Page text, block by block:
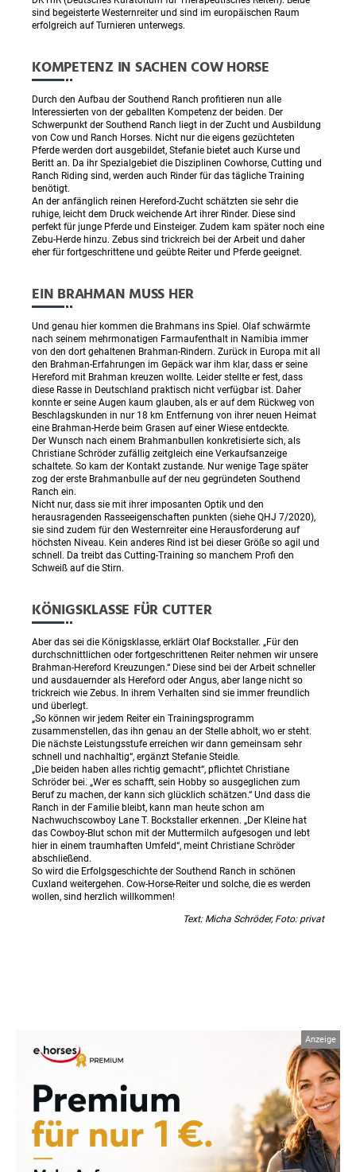
sind begeisterte Westernreiter und sind im europäischen Raum
erfolgreich auf Turnieren unterwegs.
KOMPETENZ IN SACHEN COW HORSE
Durch den Aufbau der Southend Ranch profitieren nun alle
Interessierten von der geballten Kompetenz der beiden. Der
Schwerpunkt der Southend Ranch liegt in der Zucht und Ausbildung
von Cow und Ranch Horses. Nicht nur die eigens gezüchteten
Pferde werden dort ausgebildet, Stefanie bietet auch Kurse und
Beritt an. Da ihr Spezialgebiet die Disziplinen Cowhorse, Cutting und
Ranch Riding sind, werden auch Rinder für das tägliche Training
benötigt.
An der anfänglich reinen Hereford-Zucht schätzten sie sehr die
ruhige, leicht dem Druck weichende Art ihrer Rinder. Diese sind
perfekt für junge Pferde und Einsteiger. Zudem kam später noch eine
Zebu-Herde hinzu. Zebus sind trickreich bei der Arbeit und daher
eher für fortgeschrittene und geübte Reiter und Pferde geeignet.
EIN BRAHMAN MUSS HER
Und genau hier kommen die Brahmans ins Spiel. Olaf schwärmte
nach seinem mehrmonatigen Farmaufenthalt in Namibia immer
von den dort gehaltenen Brahman-Rindern. Zurück in Europa mit all
den Brahman-Erfahrungen im Gepäck war ihm klar, dass er seine
Hereford mit Brahman kreuzen wollte. Leider stellte er fest, dass
diese Rasse in Deutschland praktisch nicht verfügbar ist. Daher
konnte er seine Augen kaum glauben, als er auf dem Rückweg von
Beschlagskunden in nur 18 km Entfernung von ihrer neuen Heimat
eine Brahman-Herde beim Grasen auf einer Wiese entdeckte.
Der Wunsch nach einem Brahmanbullen konkretisierte sich, als
Christiane Schröder zufällig zeitgleich eine Verkaufsanzeige
schaltete. So kam der Kontakt zustande. Nur wenige Tage später
zog der erste Brahmanbulle auf der neu gegründeten Southend
Ranch ein.
Nicht nur, dass sie mit ihrer imposanten Optik und den
herausragenden Rasseeigenschaften punkten (siehe QHJ 7/2020),
sie sind zudem für den Westernreiter eine Herausforderung auf
höchsten Niveau. Kein anderes Rind ist bei dieser Größe so agil und
schnell. Da treibt das Cutting-Training so manchem Profi den
Schweiß auf die Stirn.
KÖNIGSKLASSE FÜR CUTTER
Aber das sei die Königsklasse, erklärt Olaf Bockstaller. „Für den
durchschnittlichen oder fortgeschrittenen Reiter nehmen wir unsere
Brahman-Hereford Kreuzungen.“ Diese sind bei der Arbeit schneller
und ausdauernder als Hereford oder Angus, aber lange nicht so
trickreich wie Zebus. In ihrem Verhalten sind sie immer freundlich
und überlegt.
„So können wir jedem Reiter ein Trainingsprogramm
zusammenstellen, das ihn genau an der Stelle abholt, wo er steht.
Die nächste Leistungsstufe erreichen wir dann gemeinsam sehr
schnell und nachhaltig“, ergänzt Stefanie Steidle.
„Die beiden haben alles richtig gemacht“, pflichtet Christiane
Schröder bei. „Wer es schafft, sein Hobby so ausgeglichen zum
Beruf zu machen, der kann sich glücklich schätzen.“ Und dass die
Ranch in der Familie bleibt, kann man heute schon am
Nachwuchscowboy Lane T. Bockstaller erkennen. „Der Kleine hat
das Cowboy-Blut schon mit der Muttermilch aufgesogen und lebt
hier in einem traumhaften Umfeld“, meint Christiane Schröder
abschließend.
So wird die Erfolgsgeschichte der Southend Ranch in schönen
Cuxland weitergehen. Cow-Horse-Reiter und solche, die es werden
wollen, sind herzlich willkommen!
Text: Micha Schröder, Foto: privat